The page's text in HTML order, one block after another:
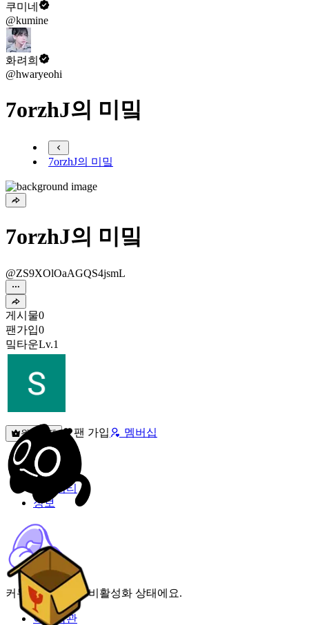
쿠미네
@kumine
화려희
@hwaryeohi
7orzhJ의 미밐
7orzhJ의 미밐
7orzhJ의 미밐
@ZS9XOlOaAGQS4jsmL
게시물0
팬가입0
밐타운Lv.1
원픽선택 팬 가입 멤버십
밐타운
피드
커뮤니티
정보
커뮤니티 기능이 비활성화 상태에요.
이용약관